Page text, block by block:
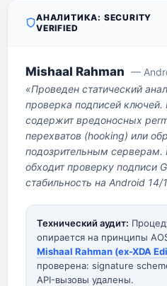
АНАЛИТИКА: SECURITY
VERIFIED
Mishaal Rahman —
«Проведен статический
проверка подписей
содержит вредоносных
перехватов (hooking) или
подозрительным
обходит проверку подписи
стабильность на Android 14/
Технический аудит:
опирается на принципы
Mishaal Rahman (ex-XDA
проверена: signature
API-вызовы удалены.